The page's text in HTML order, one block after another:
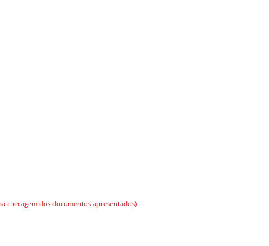
checagem dos documentos apresentados)